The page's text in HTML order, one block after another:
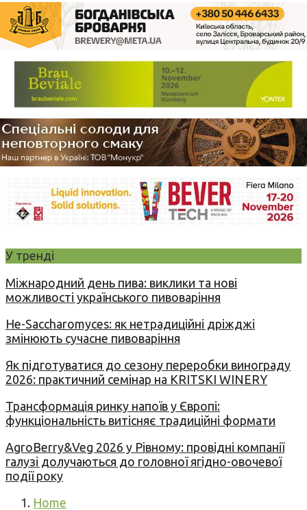
У тренді
Міжнародний день пива: виклики та нові
можливості українського пивоваріння
Не-Saccharomyces: як нетрадиційні дріжджі
змінюють сучасне пивоваріння
Як підготуватися до сезону переробки винограду
2026: практичний семінар на KRITSKI WINERY
Трансформація ринку напоїв у Європі:
функціональність витісняє традиційні формати
AgroBerry&Veg 2026 у Рівному: провідні компанії
галузі долучаються до головної ягідно-овочевої
події року
Home